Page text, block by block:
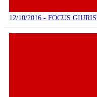
12/10/2016 - FOCUS